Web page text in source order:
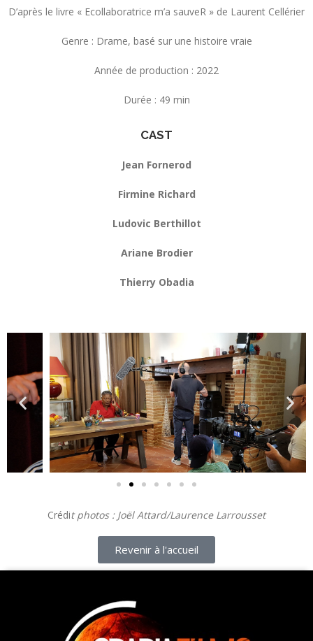
D’après le livre « Ecollaboratrice m’a sauveR » de Laurent Cellérier
Genre : Drame, basé sur une histoire vraie
Année de production : 2022
Durée : 49 min
CAST
Jean Fornerod
Firmine Richard
Ludovic Berthillot
Ariane Brodier
Thierry Obadia
Crédit photos : Joël Attard/Laurence Larrousset
Revenir à l'accueil